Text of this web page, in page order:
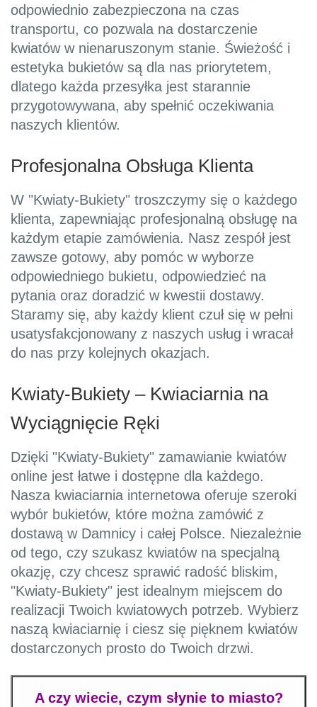
odpowiednio zabezpieczona na czas
transportu, co pozwala na dostarczenie
kwiatów w nienaruszonym stanie. Świeżość i
estetyka bukietów są dla nas priorytetem,
dlatego każda przesyłka jest starannie
przygotowywana, aby spełnić oczekiwania
naszych klientów.
Profesjonalna Obsługa Klienta
W "Kwiaty-Bukiety" troszczymy się o każdego
klienta, zapewniając profesjonalną obsługę na
każdym etapie zamówienia. Nasz zespół jest
zawsze gotowy, aby pomóc w wyborze
odpowiedniego bukietu, odpowiedzieć na
pytania oraz doradzić w kwestii dostawy.
Staramy się, aby każdy klient czuł się w pełni
usatysfakcjonowany z naszych usług i wracał
do nas przy kolejnych okazjach.
Kwiaty-Bukiety – Kwiaciarnia na
Wyciągnięcie Ręki
Dzięki "Kwiaty-Bukiety" zamawianie kwiatów
online jest łatwe i dostępne dla każdego.
Nasza kwiaciarnia internetowa oferuje szeroki
wybór bukietów, które można zamówić z
dostawą w Damnicy i całej Polsce. Niezależnie
od tego, czy szukasz kwiatów na specjalną
okazję, czy chcesz sprawić radość bliskim,
"Kwiaty-Bukiety" jest idealnym miejscem do
realizacji Twoich kwiatowych potrzeb. Wybierz
naszą kwiaciarnię i ciesz się pięknem kwiatów
dostarczonych prosto do Twoich drzwi.
A czy wiecie, czym słynie to miasto?